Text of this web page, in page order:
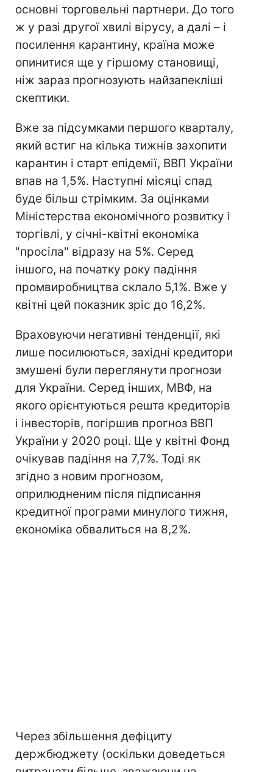
основні торговельні партнери. До того
ж у разі другої хвилі вірусу, а далі – і
посилення карантину, країна може
опинитися ще у гіршому становищі,
ніж зараз прогнозують найзапекліші
скептики.
Вже за підсумками першого кварталу,
який встиг на кілька тижнів захопити
карантин і старт епідемії, ВВП України
впав на 1,5%. Наступні місяці спад
буде більш стрімким. За оцінками
Міністерства економічного розвитку і
торгівлі, у січні-квітні економіка
"просіла" відразу на 5%. Серед
іншого, на початку року падіння
промвиробництва склало 5,1%. Вже у
квітні цей показник зріс до 16,2%.
Враховуючи негативні тенденції, які
лише посилюються, західні кредитори
змушені були переглянути прогнози
для України. Серед інших, МВФ, на
якого орієнтуються решта кредиторів
і інвесторів, погіршив прогноз ВВП
України у 2020 році. Ще у квітні Фонд
очікував падіння на 7,7%. Тоді як
згідно з новим прогнозом,
оприлюдненим після підписання
кредитної програми минулого тижня,
економіка обвалиться на 8,2%.
Через збільшення дефіциту
держбюджету (оскільки доведеться